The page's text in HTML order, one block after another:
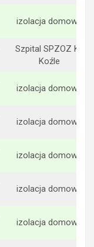
izolacja domowa
Szpital SPZOZ K-
Koźle
izolacja domowa
izolacja domowa
izolacja domowa
izolacja domowa
izolacja domowa